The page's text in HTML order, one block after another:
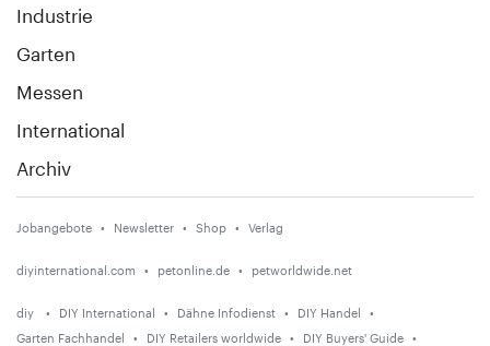
Industrie
Garten
Messen
International
Archiv
Jobangebote Newsletter Shop Verlag
diyinternational.com petonline.de petworldwide.net
diy DIY International Dähne Infodienst
DIY Handel
Garten Fachhandel
DIY Retailers worldwide DIY Buyers' Guide